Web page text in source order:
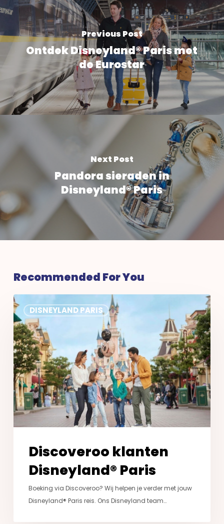
Previous Post
Ontdek Disneyland® Paris met
de Eurostar
Next Post
Pandora sieraden in
Disneyland® Paris
Recommended For You
DISNEYLAND PARIS
Discoveroo
klanten
Disneyland®
Paris
Discoveroo klanten
Disneyland® Paris
Boeking via Discoveroo? Wij helpen je verder met jouw
Disneyland® Paris reis. Ons Disneyland team…